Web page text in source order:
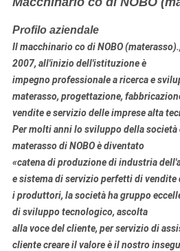
Profilo aziendale
Il macchinario co di NOBO
2007, all'inizio dell'istituzione è
impegno professionale aricerca e
materasso, progettazione,
vendite e servizio delle imprese alta
Per molti anni lo sviluppo della
materasso di NOBO è diventato
«catena di produzione di industria
e sistema di servizio perfetti di
i produttori, la società ha gruppo
di sviluppo tecnologico, ascolta
alla voce del cliente, per servizio di
cliente creare il valore è il nostro